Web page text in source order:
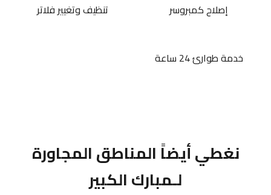
إصلاح كمبروسر تنظيف وتغيير فلاتر
خدمة طوارئ 24 ساعة
نغطي أيضاً المناطق المجاورة
لـمبارك الكبير